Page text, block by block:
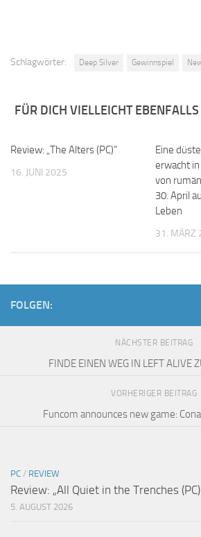
Schlagwörter: Deep Silver Gewinnspiel
FÜR DICH VIELLEICHT
Review: „The Alters (PC)“
16. JUNI 2025
Eine
erwacht
von
30. April
Leben
31. MÄRZ
FOLGEN:
NÄCHSTER BEITRAG
FINDE EINEN WEG IN LEFT ALIVE
VORHERIGER BEITRAG
Funcom announces new game:
PC / REVIEW
Review: „All Quiet in the Trenches
5. AUGUST 2026